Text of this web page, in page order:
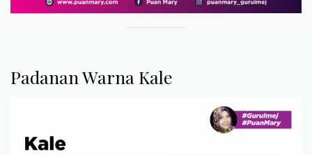
Padanan Warna Kale